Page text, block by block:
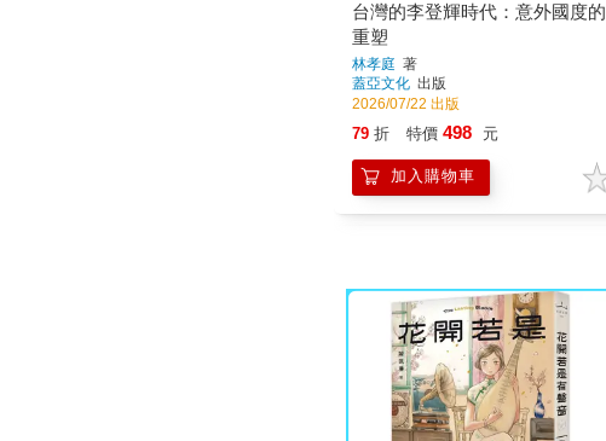
台灣的李登輝時代：意外國度的
重塑
林孝庭 著
蓋亞文化 出版
2026/07/22 出版
79 折 特價 498 元
加入購物車